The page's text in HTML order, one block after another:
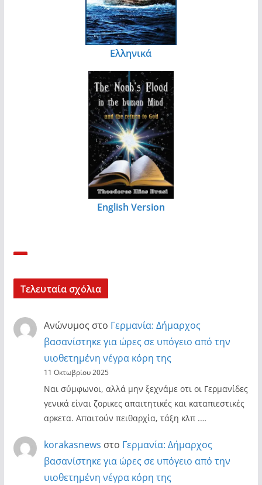
Ελληνικά
English Version
Τελευταία σχόλια
Ανώνυμος στο Γερμανία: Δήμαρχος
βασανίστηκε για ώρες σε υπόγειο από την
υιοθετημένη νέγρα κόρη της
11 Οκτωβρίου 2025
Ναι σύμφωνοι, αλλά μην ξεχνάμε οτι οι Γερμανίδες
γενικά είναι ζορικες απαιτητικές και καταπιεστικές
αρκετα. Απαιτούν πειθαρχία, τάξη κλπ .…
korakasnews στο Γερμανία: Δήμαρχος
βασανίστηκε για ώρες σε υπόγειο από την
υιοθετημένη νέγρα κόρη της